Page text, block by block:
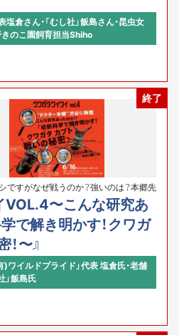
塩倉さん・「むし社」飯島さん・昆虫女
のこ園飼育担当Shiho
終了
ですがなぜ戦うのか？強いのは？本郷先
問したい！という方にピッタリのイベン
との交流もできます(^o^)
VOL.4〜こんな研究あ
で解き明かす！クワガ
〜』
)ワイルドプライド」代表 塩倉氏・老舗
」飯島氏